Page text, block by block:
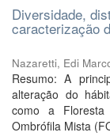
Diversidade,
caracterização
Nazaretti, Edi
Resumo: A
alteração do
como a Floresta
Ombrófila Mista